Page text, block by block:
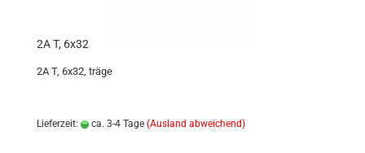
2A T, 6x32
2A T, 6x32, träge
Lieferzeit: ca. 3-4 Tage (Ausland abweichend)